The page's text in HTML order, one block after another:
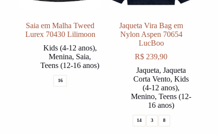
page
Saia em Malha Tweed
Lurex 70430 Lilimoon
Kids (4-12 anos),
Menina, Saia,
Teens (12-16 anos)
16
Jaqueta Vira Bag em
Nylon Aspen 70654
LucBoo
R$ 239,90
Jaqueta, Jaqueta
Corta Vento, Kids
(4-12 anos),
Menino, Teens (12-
16 anos)
14 3 8